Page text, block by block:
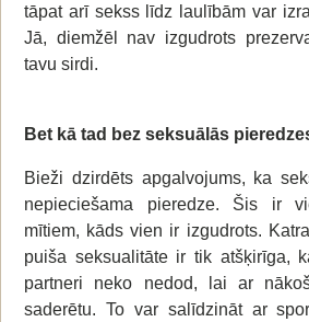
tāpat arī sekss līdz laulībām var
Jā, diemžēl nav izgudrots
tavu sirdi.
Bet kā tad bez seksuālās
Bieži dzirdēts apgalvojums, ka
nepieciešama pieredze. Šis ir
mītiem, kāds vien ir izgudrots.
puiša seksualitāte ir tik atšķirīga,
partneri neko nedod, lai ar
saderētu. To var salīdzināt ar